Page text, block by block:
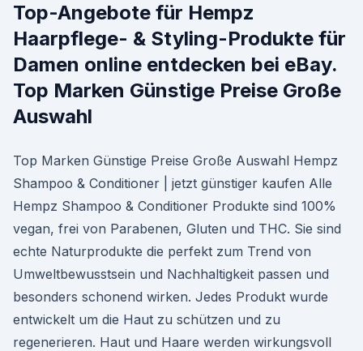
Top-Angebote für Hempz
Haarpflege- & Styling-Produkte für
Damen online entdecken bei eBay.
Top Marken Günstige Preise Große
Auswahl
Top Marken Günstige Preise Große Auswahl Hempz
Shampoo & Conditioner | jetzt günstiger kaufen Alle
Hempz Shampoo & Conditioner Produkte sind 100%
vegan, frei von Parabenen, Gluten und THC. Sie sind
echte Naturprodukte die perfekt zum Trend von
Umweltbewusstsein und Nachhaltigkeit passen und
besonders schonend wirken. Jedes Produkt wurde
entwickelt um die Haut zu schützen und zu
regenerieren. Haut und Haare werden wirkungsvoll